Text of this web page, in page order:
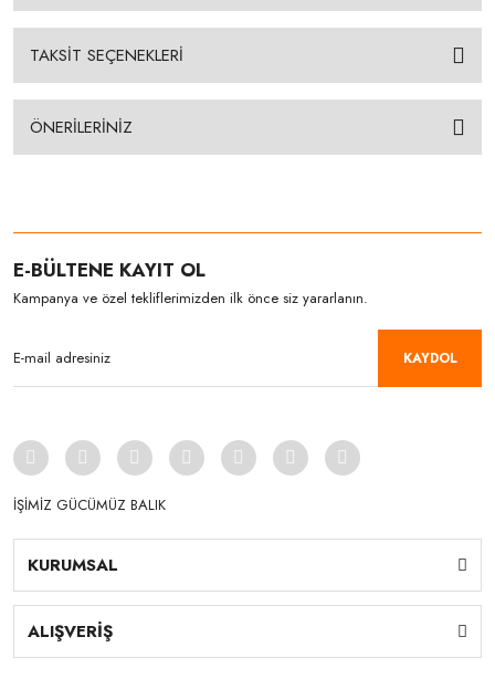
TAKSİT SEÇENEKLERİ
ÖNERİLERİNİZ
E-BÜLTENE KAYIT OL
Kampanya ve özel tekliflerimizden ilk önce siz yararlanın.
KAYDOL
İŞİMİZ GÜCÜMÜZ BALIK
KURUMSAL
ALIŞVERİŞ